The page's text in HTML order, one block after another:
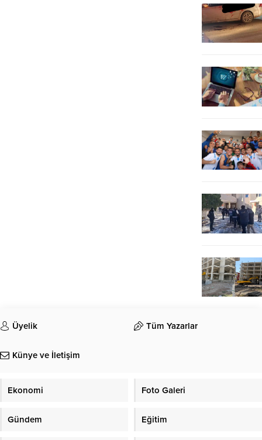
Üyelik Tüm Yazarlar
Künye ve İletişim
Ekonomi Foto Galeri
Gündem Eğitim